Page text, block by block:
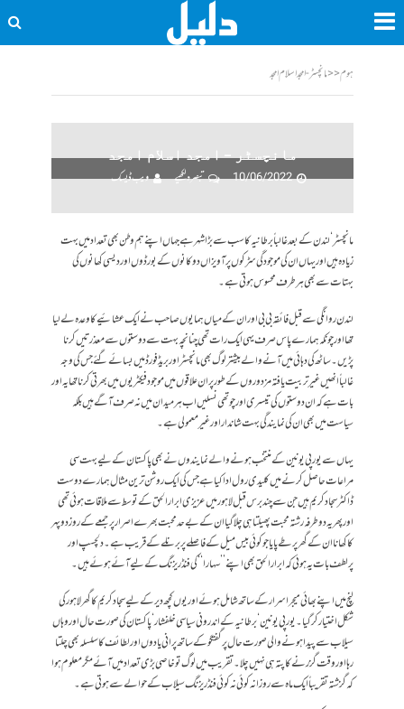
ہوم<<مانچسٹر - امجد اسلام امجد
مانچسٹر – امجد اسلام امجد
10/06/2022
تبصرہ لکھیے ویب ڈیسک
مانچسٹر‘ لندن کے بعد غالباً برطانیہ کا سب سے بڑا شہر ہے جہاں اپنے ہم وطن بھی تعداد میں بہت
زیادہ ہیں اور یہاں ان کی موجودگی سڑکوں پر آویزاں دوکانوں کے بورڈوں اور دیسی کھانوں کی
بہتات سے بھی ہر طرف محسوس ہوتی ہے۔
لندن روانگی سے قبل فائقہ بی بی اور ان کے میاں ہمایوں صاحب نے ایک عشائیے کا وعدہ لے لیا
تھا اور چونکہ ہمارے پاس صرف یہی ایک رات تھی چنانچہ بہت سے دوستوں سے معذرتیں کرنا
پڑیں۔ ساٹھ کی دہائی میں آنے والے بیشتر لوگ بھی مانچسٹر اور بریڈ فورڈ میں بسائے گئے جس کی وجہ
غالباً انھیں غیر تربیت یافتہ مزدوروں کے طور پر ان علاقوں میں موجود فیکٹریوں میں بھرتی کرنا تھا یہ اور
بات ہے کہ ان دوستوں کی تیسری اور چوتھی نسلیں اب ہر میدان میں نہ صرف آگے ہیں بلکہ
سیاست میں بھی ان کی نمایندگی بہت شاندار اور غیر معمولی ہے۔
یہاں سے یورپی یونین کے منتخب ہونے والے نمایندوں نے بھی پاکستان کے لیے بہت سی
مراعات حاصل کرنے میں کلیدی رول ادا کیا ہے جس کی ایک روشن ترین مثال ہمارے دوست
ڈاکٹر سجاد کریم ہیں جن سے چند برس قبل لاہور میں عزیزی ابرار الحق کے توسط سے ملاقات ہوئی تھی
اور پھر یہ دو طرفہ رشتہ محبت پھیلتا ہی چلا گیا ان کے بے حد محبت بھرے اصرار پر جمعے کے روز دوپہر
کا کھانا ان کے گھر پر طے پایا جو کوئی بیس میل کے فاصلے پر برنلے کے قریب ہے۔دلچسپ اور
پرلطف بات یہ ہوئی کہ ابرار الحق بھی اپنے ’’سہارا‘‘ کی فنڈ ریزنگ کے لیے آئے ہوئے ہیں۔
لنچ میں اپنے بھائی میجر اسرار کے ساتھ شامل ہوئے اور یوں کچھ دیر کے لیے سجاد کریم کا گھر لاہور کی
شکل اختیار کر گیا۔ یورپی یونین‘ برطانیہ کے اندرونی سیاسی خلفشار‘ پاکستان کی صورت حال اور وہاں
سیلاب سے پیدا ہونے والی صورت حال پر گفتگو کے ساتھ پرانی یادوں اور لطائف کا سلسلہ بھی چلتا
رہا اور وقت گزرنے کا پتہ ہی نہیں چلا۔ تقریب میں لوگ تو خاصی بڑی تعداد میں آئے مگر معلوم ہوا
کہ گزشتہ تقریباً ایک ماہ سے روزانہ کوئی نہ کوئی فنڈ ریزنگ سیلاب کے حوالے سے ہوتی ہے۔